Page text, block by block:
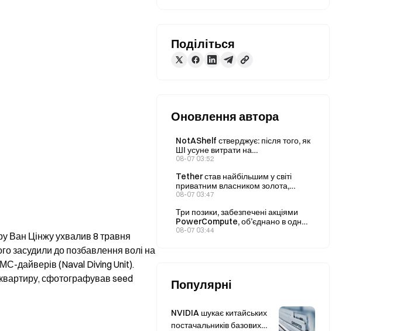
Ван Цінжу ухвалив 8 травня
засудили до позбавлення волі на
дайверів (Naval Diving Unit).
сфотографував seed
Поділіться
Оновлення автора
NotAShelf стверджує: після того, як
ШІ усуне витрати на
програмування, єдиним
«смак»
08-07 03:52
Tether став найбільшим у світі
приватним власником золота,
збільшивши свої запаси до 146
08-07 03:47
Три позики, забезпечені акціями
PowerCompute, об’єднано в одну
позику під 2% річних, забезпечену
08-07 03:44
Популярні
NVIDIA шукає китайських
постачальників базових